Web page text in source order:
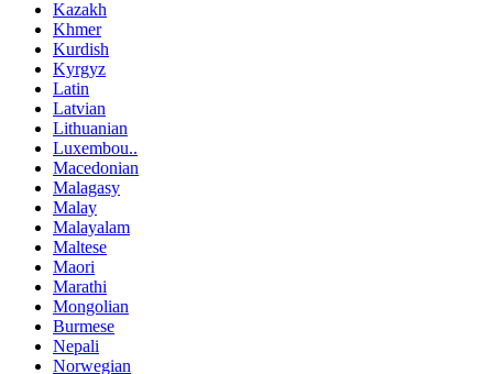
Kazakh
Khmer
Kurdish
Kyrgyz
Latin
Latvian
Lithuanian
Luxembou..
Macedonian
Malagasy
Malay
Malayalam
Maltese
Maori
Marathi
Mongolian
Burmese
Nepali
Norwegian